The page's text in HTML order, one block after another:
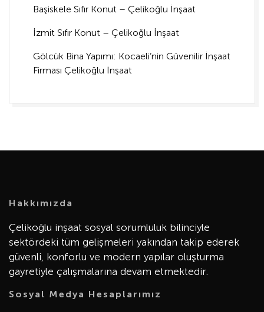
Başiskele Sıfır Konut – Çelikoğlu İnşaat
İzmit Sıfır Konut – Çelikoğlu İnşaat
Gölcük Bina Yapımı: Kocaeli’nin Güvenilir İnşaat
Firması Çelikoğlu İnşaat
Hakkımızda
Çelikoğlu inşaat sosyal sorumluluk bilinciyle
sektördeki tüm gelişmeleri yakından takip ederek
güvenli, konforlu ve modern yapılar oluşturma
gayretiyle çalışmalarına devam etmektedir.
Sosyal Medya Hesaplarımız